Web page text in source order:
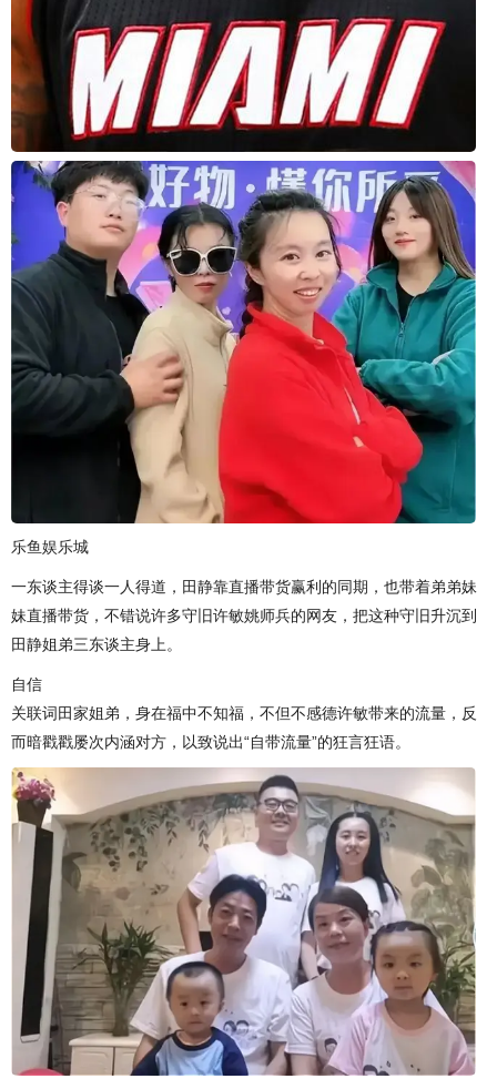
乐鱼娱乐城
一东谈主得谈一人得道，田静靠直播带货赢利的同期，也带着弟弟妹
妹直播带货，不错说许多守旧许敏姚师兵的网友，把这种守旧升沉到
田静姐弟三东谈主身上。
自信
关联词田家姐弟，身在福中不知福，不但不感德许敏带来的流量，反
而暗戳戳屡次内涵对方，以致说出“自带流量”的狂言狂语。